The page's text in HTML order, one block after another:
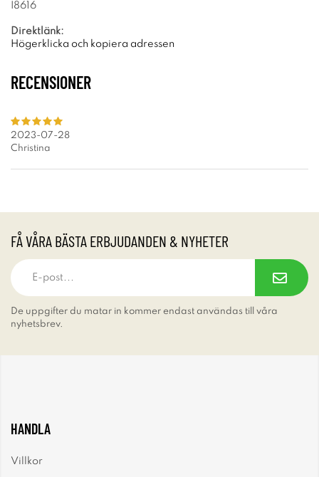
I8616
Direktlänk:
Högerklicka och kopiera adressen
RECENSIONER
2023-07-28
Christina
FÅ VÅRA BÄSTA ERBJUDANDEN & NYHETER
De uppgifter du matar in kommer endast användas till våra
nyhetsbrev.
HANDLA
Villkor